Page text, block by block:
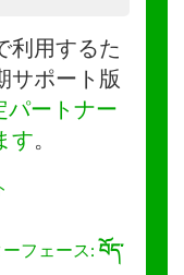
利用するた
サポート版
パートナー
す。
フェース: བོད་